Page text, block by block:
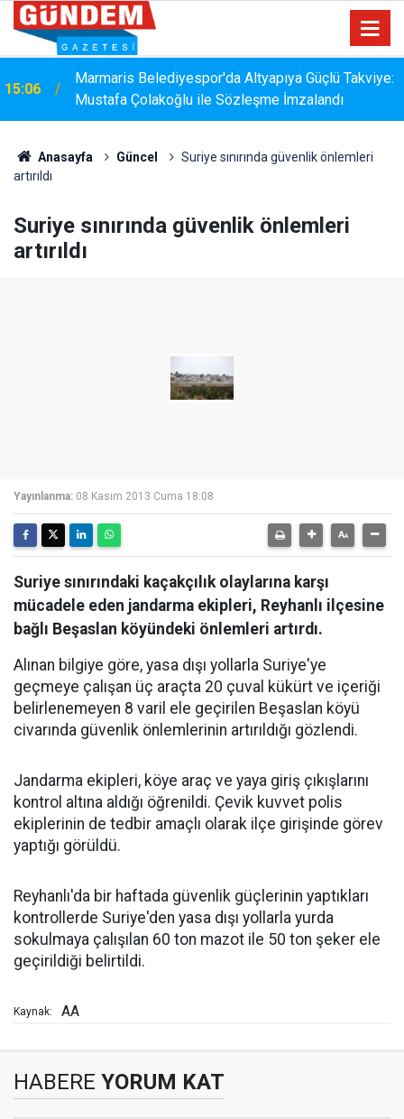
15:06
Marmaris Belediyespor'da Altyapıya Güçlü Takviye:
Mustafa Çolakoğlu ile Sözleşme İmzalandı
Anasayfa Güncel
Suriye sınırında güvenlik önlemleri
artırıldı
Suriye sınırında güvenlik önlemleri
artırıldı
Yayınlanma: 08 Kasım 2013 Cuma 18:08
Suriye sınırındaki kaçakçılık olaylarına karşı
mücadele eden jandarma ekipleri, Reyhanlı ilçesine
bağlı Beşaslan köyündeki önlemleri artırdı.
Alınan bilgiye göre, yasa dışı yollarla Suriye'ye
geçmeye çalışan üç araçta 20 çuval kükürt ve içeriği
belirlenemeyen 8 varil ele geçirilen Beşaslan köyü
civarında güvenlik önlemlerinin artırıldığı gözlendi.
Jandarma ekipleri, köye araç ve yaya giriş çıkışlarını
kontrol altına aldığı öğrenildi. Çevik kuvvet polis
ekiplerinin de tedbir amaçlı olarak ilçe girişinde görev
yaptığı görüldü.
Reyhanlı'da bir haftada güvenlik güçlerinin yaptıkları
kontrollerde Suriye'den yasa dışı yollarla yurda
sokulmaya çalışılan 60 ton mazot ile 50 ton şeker ele
geçirildiği belirtildi.
Kaynak: AA
HABERE YORUM KAT